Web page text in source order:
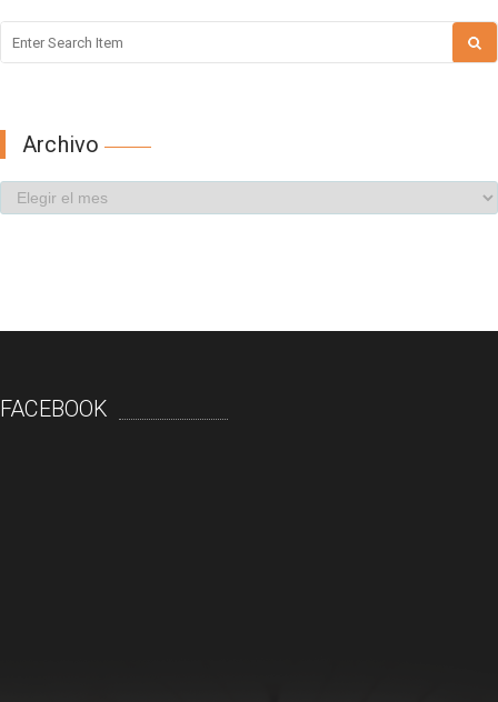
Archivo
FACEBOOK